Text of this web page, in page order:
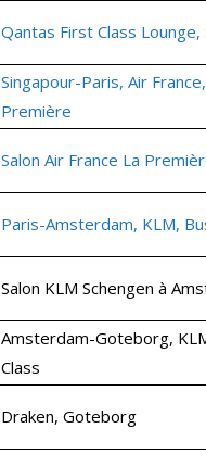
Qantas First Class Lounge,
Singapour-Paris, Air
Première
Salon Air France La
Paris-Amsterdam, KLM,
Salon KLM Schengen à
Amsterdam-Goteborg,
Class
Draken, Goteborg